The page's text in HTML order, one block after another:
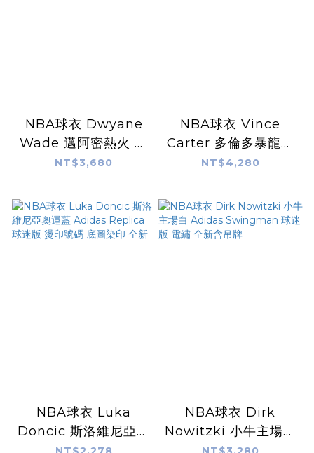
NBA球衣 Dwyane
Wade 邁阿密熱火 軍
人節 Adidas
熱轉印 全新
NT$3,680
NBA球衣 Vince
Carter 多倫多暴龍復
古藍 Adidas
熱轉印 全新 加拿大限
定
NT$4,280
NBA球衣 Luka
Doncic 斯洛維尼亞奧
NBA球衣 Dirk
Nowitzki 小牛主場白